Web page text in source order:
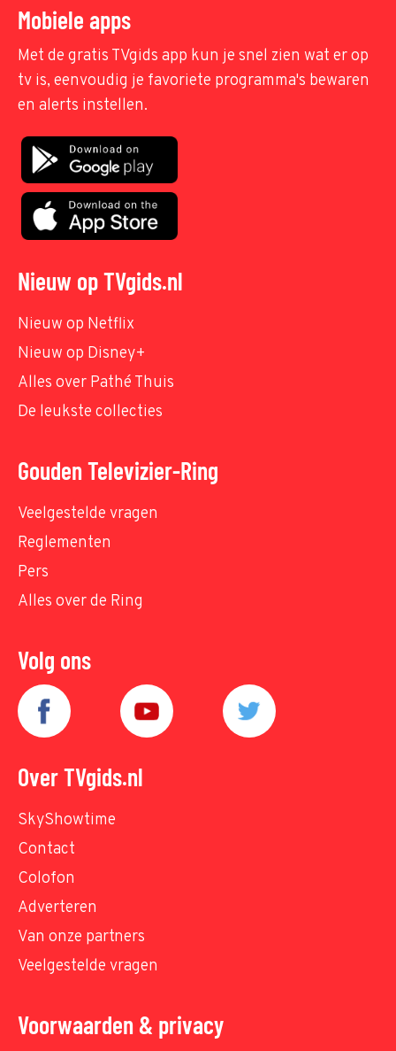
Mobiele apps
Met de gratis TVgids app kun je snel zien wat er op
tv is, eenvoudig je favoriete programma's bewaren
en alerts instellen.
Nieuw op TVgids.nl
Nieuw op Netflix
Nieuw op Disney+
Alles over Pathé Thuis
De leukste collecties
Gouden Televizier-Ring
Veelgestelde vragen
Reglementen
Pers
Alles over de Ring
Volg ons
Over TVgids.nl
SkyShowtime
Contact
Colofon
Adverteren
Van onze partners
Veelgestelde vragen
Voorwaarden & privacy